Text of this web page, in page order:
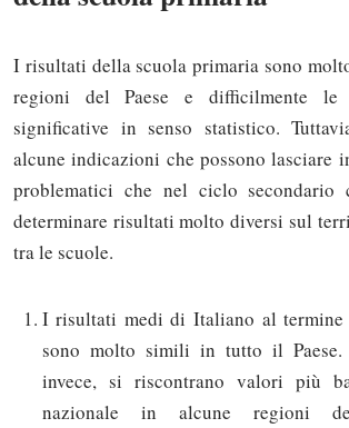
I risultati della scuola primaria sono
regioni del Paese e difficilmente le
significative in senso statistico.
alcune indicazioni che possono lasciare
problematici che nel ciclo secondario
determinare risultati molto diversi sul
tra le scuole.
I risultati medi di Italiano al
sono molto simili in tutto il Paese.
invece, si riscontrano valori più
nazionale in alcune regioni